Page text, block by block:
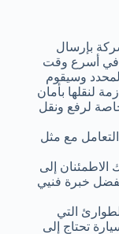
بإرسال
في أسرع وقت
وسيقوم
لنقلها بأمان
لرفع ونقل
مع مثل
الاطمئنان إلى
خبرة فنيي
التي
تحتاج إلى